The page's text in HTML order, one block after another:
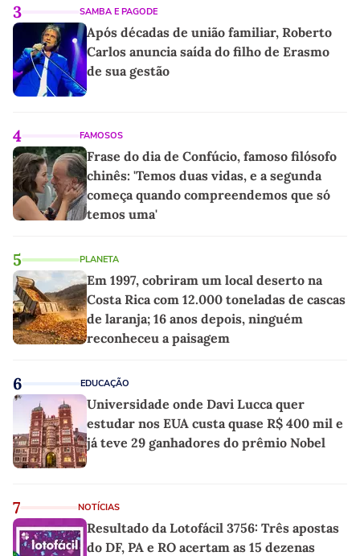
3 SAMBA E PAGODE
Após décadas de união familiar, Roberto
Carlos anuncia saída do filho de Erasmo
de sua gestão
4 FAMOSOS
Frase do dia de Confúcio, famoso filósofo
chinês: 'Temos duas vidas, e a segunda
começa quando compreendemos que só
temos uma'
5 PLANETA
Em 1997, cobriram um local deserto na
Costa Rica com 12.000 toneladas de cascas
de laranja; 16 anos depois, ninguém
reconheceu a paisagem
6 EDUCAÇÃO
Universidade onde Davi Lucca quer
estudar nos EUA custa quase R$ 400 mil e
já teve 29 ganhadores do prêmio Nobel
7 NOTÍCIAS
Resultado da Lotofácil 3756: Três apostas
do DF, PA e RO acertam as 15 dezenas